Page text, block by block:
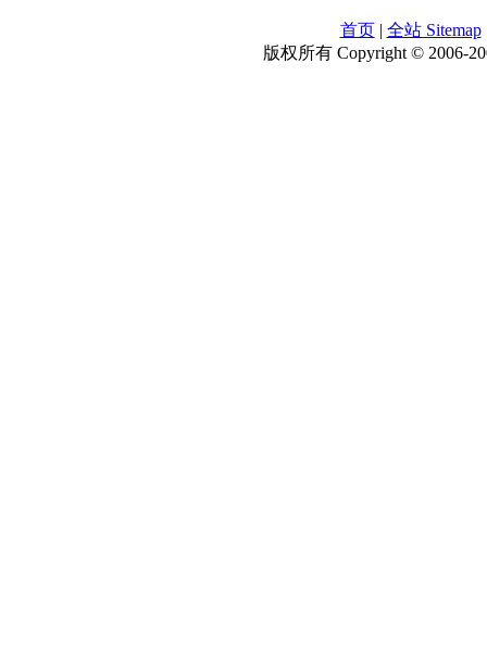
首页| 全站 Sitemap
版权所有 Copyright © 2006-